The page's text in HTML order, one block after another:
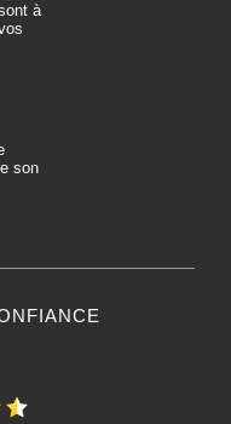
à
son